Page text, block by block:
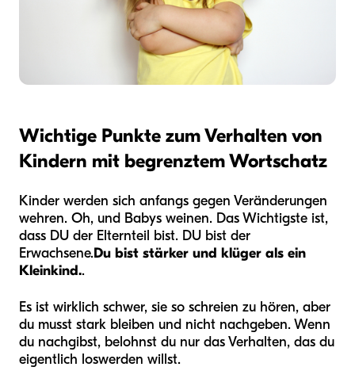
Wichtige Punkte zum Verhalten von
Kindern mit begrenztem Wortschatz
Kinder werden sich anfangs gegen Veränderungen
wehren. Oh, und Babys weinen. Das Wichtigste ist,
dass DU der Elternteil bist. DU bist der
Erwachsene.Du bist stärker und klüger als ein
Kleinkind..
Es ist wirklich schwer, sie so schreien zu hören, aber
du musst stark bleiben und nicht nachgeben. Wenn
du nachgibst, belohnst du nur das Verhalten, das du
eigentlich loswerden willst.